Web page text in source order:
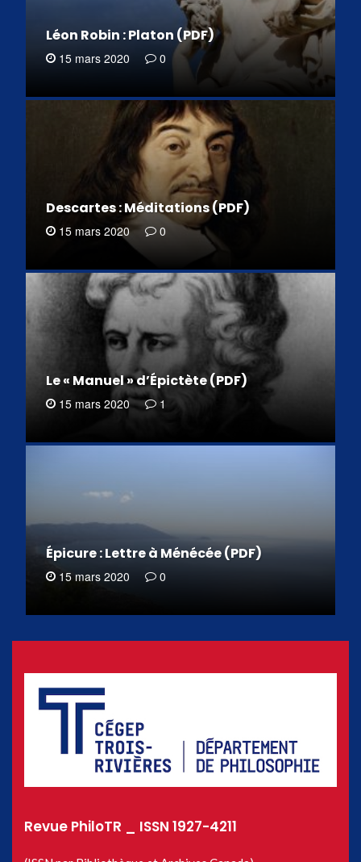
Léon Robin : Platon (PDF)
15 mars 2020 0
Descartes : Méditations (PDF)
15 mars 2020 0
Le « Manuel » d’Épictète (PDF)
15 mars 2020 1
Épicure : Lettre à Ménécée (PDF)
15 mars 2020 0
Revue PhiloTR _ ISSN 1927-4211